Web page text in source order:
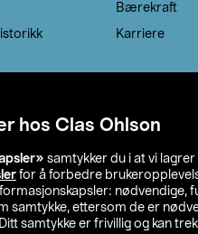
hos Clas Ohlson
samtykker du i at vi
for å forbedre
nødvendige,
samtykke, ettersom de er
samtykke er frivillig og kan
Bærekraft
Karriere